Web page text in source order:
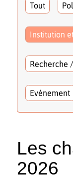
Tout
Institution
Recherche
Evénement
Les
2026